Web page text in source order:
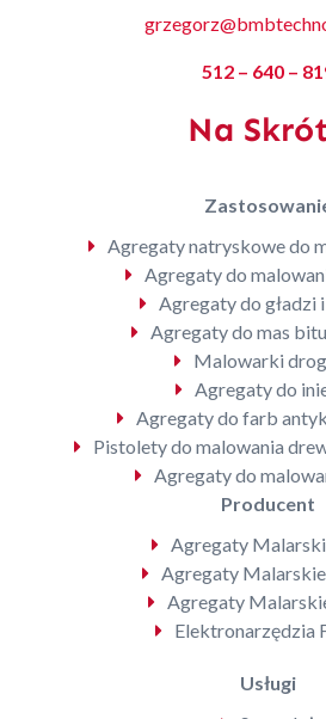
512 – 640 –
Na
Agregaty natryskowe do
Agregaty do
Agregaty do gładzi
Agregaty do mas
Malowarki
Agregaty do
Agregaty do farb
Pistolety do malowania
Agregaty do
Producent
Agregaty
Agregaty
Agregaty
Elektronarzędzia
Usługi